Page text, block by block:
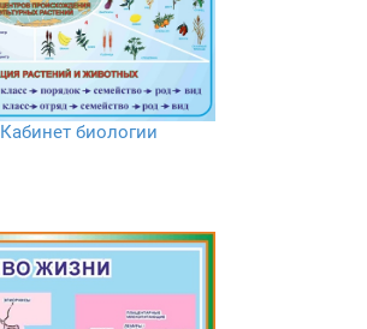
Кабинет биологии